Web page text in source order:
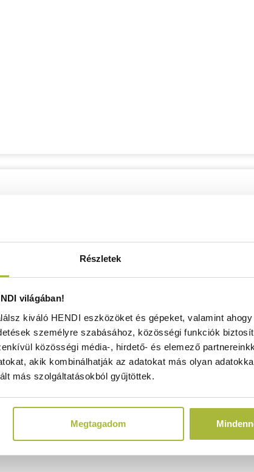
Részletek
világában!
kiváló HENDI eszközöket és gépeket, valamint
személyre szabásához, közösségi funkciók
közösségi média-, hirdető- és elemező
akik kombinálhatják az adatokat más olyan
más szolgáltatásokból gyűjtöttek.
Megtagadom